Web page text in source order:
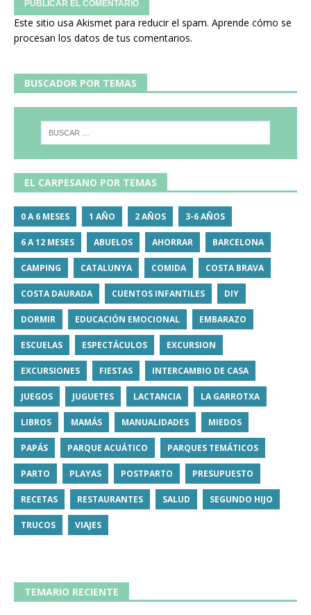
Este sitio usa Akismet para reducir el spam. Aprende cómo se
procesan los datos de tus comentarios.
BUSCADOR POR TEMAS
EL CARPESANO POR TEMAS
0 A 6 MESES 1 AÑO 2 AÑOS 3-6 AÑOS
6 A 12 MESES ABUELOS AHORRAR BARCELONA
CAMPING CATALUNYA COMIDA COSTA BRAVA
COSTA DAURADA CUENTOS INFANTILES DIY
DORMIR EDUCACIÓN EMOCIONAL EMBARAZO
ESCUELAS ESPECTÁCULOS EXCURSION
EXCURSIONES FIESTAS INTERCAMBIO DE CASA
JUEGOS JUGUETES LACTANCIA LA GARROTXA
LIBROS MAMÁS MANUALIDADES MIEDOS
PAPÁS PARQUE ACUÁTICO PARQUES TEMÁTICOS
PARTO PLAYAS POSTPARTO PRESUPUESTO
RECETAS RESTAURANTES SALUD SEGUNDO HIJO
TRUCOS VIAJES
TEMARIO RECIENTE